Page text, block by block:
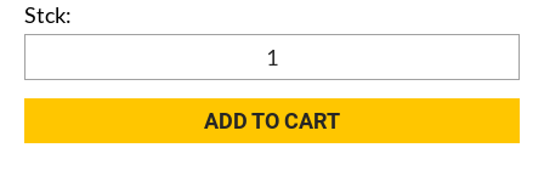
System
Organizer
ADD TO CART